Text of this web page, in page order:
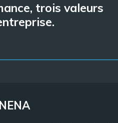
trois valeurs